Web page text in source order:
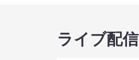
ライブ配